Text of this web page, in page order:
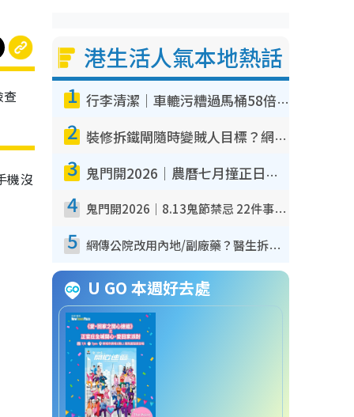
查
機沒
港生活人氣本地熱話
1 行李清潔｜車轆污糟過馬桶58倍！專家警告忌用酒精抹 教1招免污手除菌
2 裝修拆鐵閘隨時變賊人目標？網民揭2大關鍵用途：裝新式等於白裝？附新舊鐵閘分別
3 鬼門開2026｜農曆七月撞正日全食特別邪？專家警告切忌做一事！揭4大禁忌+2招保平安
4 鬼門開2026｜8.13鬼節禁忌 22件事唔做得！燒肉、刺身要少食？半夜勿吹口哨/打呢個電話
5 網傳公院改用內地/副廠藥？醫生拆解正副廠分別 揭4類人換藥隨時出事
U GO 本週好去處